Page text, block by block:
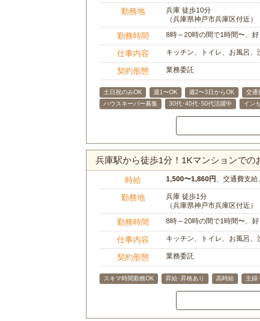
勤務地
兵庫 徒歩10分
（兵庫県神戸市兵庫区付近）
勤務時間 8時～20時の間で1時間〜、
仕事内容 キッチン、トイレ、お風呂
契約形態 業務委託
土日祝のみOK 週1〜OK 週2〜3日からOK 交通
ハウスキーパー募集
30代･40代･50代活躍中 イン
兵庫駅から徒歩1分！1Kマンションでの
時給 1,500〜1,860円 、交通費支
勤務地
兵庫 徒歩1分
（兵庫県神戸市兵庫区付近）
勤務時間 8時～20時の間で1時間〜、
仕事内容 キッチン、トイレ、お風呂
契約形態 業務委託
スキマ時間勤務OK 昇給･昇格あり 高時給 主婦